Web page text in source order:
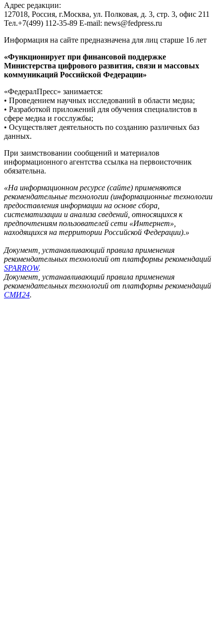
Адрес редакции:
127018, Россия, г.Москва, ул. Полковая, д. 3, стр. 3, офис 211
Тел.+7(499) 112-35-89 E-mail: news@fedpress.ru
Информация на сайте предназначена для лиц старше 16 лет
«Функционирует при финансовой поддержке
Министерства цифрового развития, связи и массовых
коммуникаций Российской Федерации»
«ФедералПресс» занимается:
• Проведением научных исследований в области медиа;
• Разработкой приложений для обучения специалистов в
сфере медиа и госслужбы;
• Осуществляет деятельность по созданию различных баз
данных.
При заимствовании сообщений и материалов
информационного агентства ссылка на первоисточник
обязательна.
«На информационном ресурсе (сайте) применяются
рекомендательные технологии (информационные технологии
предоставления информации на основе сбора,
систематизации и анализа сведений, относящихся к
предпочтениям пользователей сети «Интернет»,
находящихся на территории Российской Федерации).»
Документ, устанавливающий правила применения
рекомендательных технологий от платформы рекомендаций
SPARROW.
Документ, устанавливающий правила применения
рекомендательных технологий от платформы рекомендаций
СМИ24.